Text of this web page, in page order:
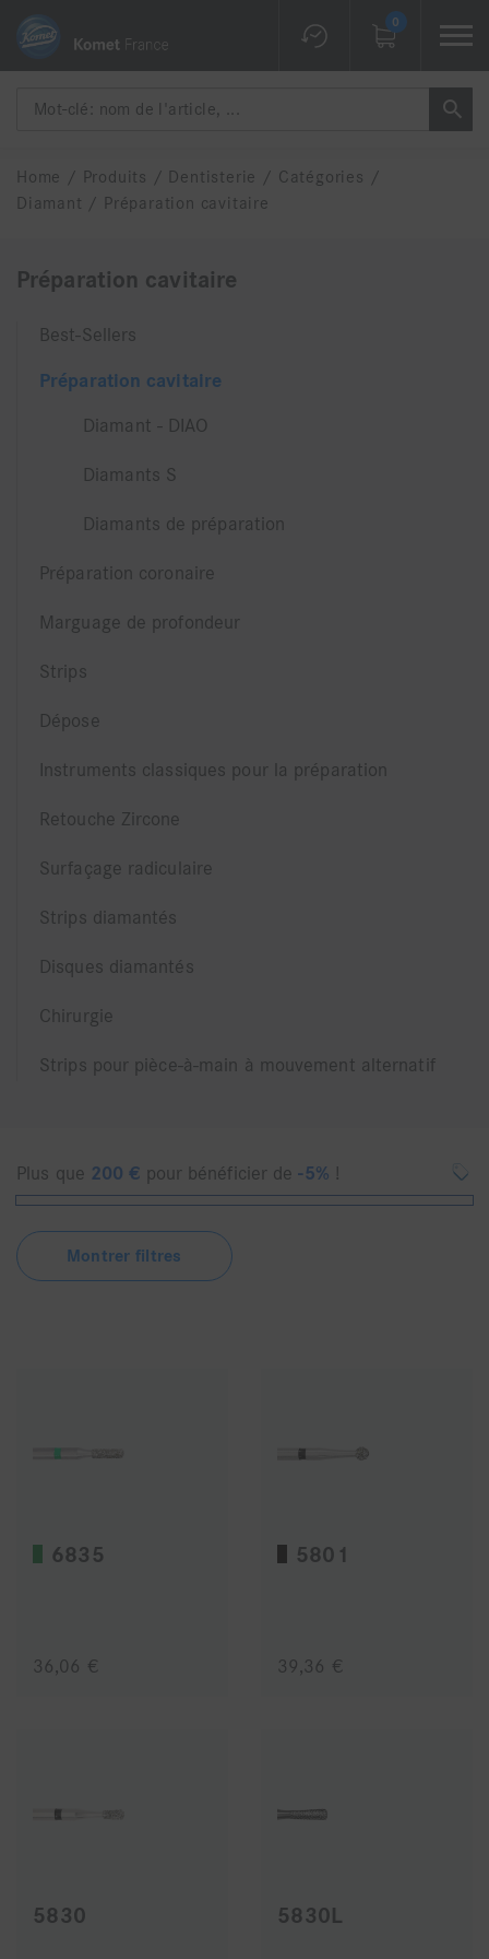
0
Home / Produits / Dentisterie / Catégories
/
Diamant / Préparation cavitaire
Préparation cavitaire
Best-Sellers
Préparation cavitaire
Diamant - DIAO
Diamants S
Diamants de préparation
Préparation coronaire
Marguage de profondeur
Strips
Dépose
Instruments classiques pour la préparation
Retouche Zircone
Surfaçage radiculaire
Strips diamantés
Disques diamantés
Chirurgie
Strips pour pièce-à-main à mouvement alternatif
Plus que 200 € pour bénéficier de-5% !
Montrer filtres
6835
36,06 €
5801
39,36 €
5830 5830L